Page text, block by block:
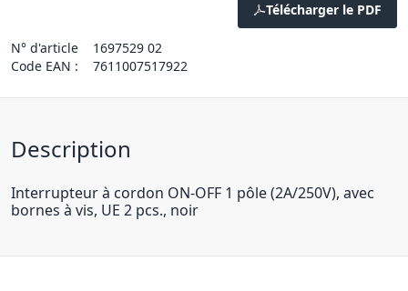
Télécharger le PDF
N° d'article
1697529 02
Code EAN :
7611007517922
Description
Interrupteur à cordon ON-OFF 1 pôle (2A/250V), avec
bornes à vis, UE 2 pcs., noir